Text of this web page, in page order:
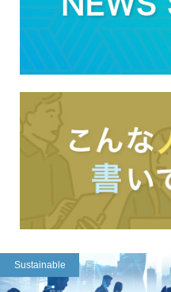
Sustainable